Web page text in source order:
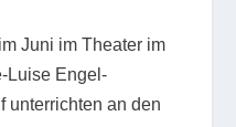
Juni im Theater im
Luise Engel-
unterrichten an den